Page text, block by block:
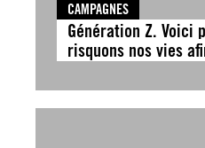
CAMPAGNES
Génération Z. Voici
risquons nos vies